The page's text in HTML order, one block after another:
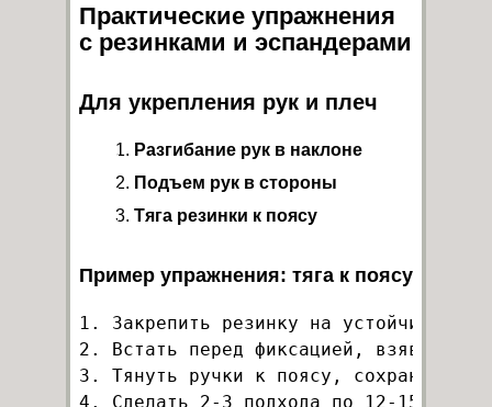
Практические упражнения
с резинками и эспандерами
Для укрепления рук и плеч
Разгибание рук в наклоне
Подъем рук в стороны
Тяга резинки к поясу
Пример упражнения: тяга к поясу
1. Закрепить резинку на устойчивом
2. Встать перед фиксацией, взявшись
3. Тянуть ручки к поясу, сохраняя